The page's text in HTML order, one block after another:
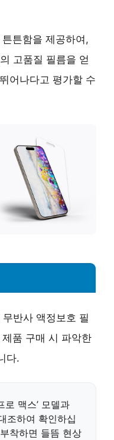
튼함을 제공하여,
고품질 필름을 얻
어나다고 평가할 수
반사 액정보호 필
품 구매 시 파악한
다.
로 맥스’ 모델과
조하여 확인하십
착하면 들뜸 현상